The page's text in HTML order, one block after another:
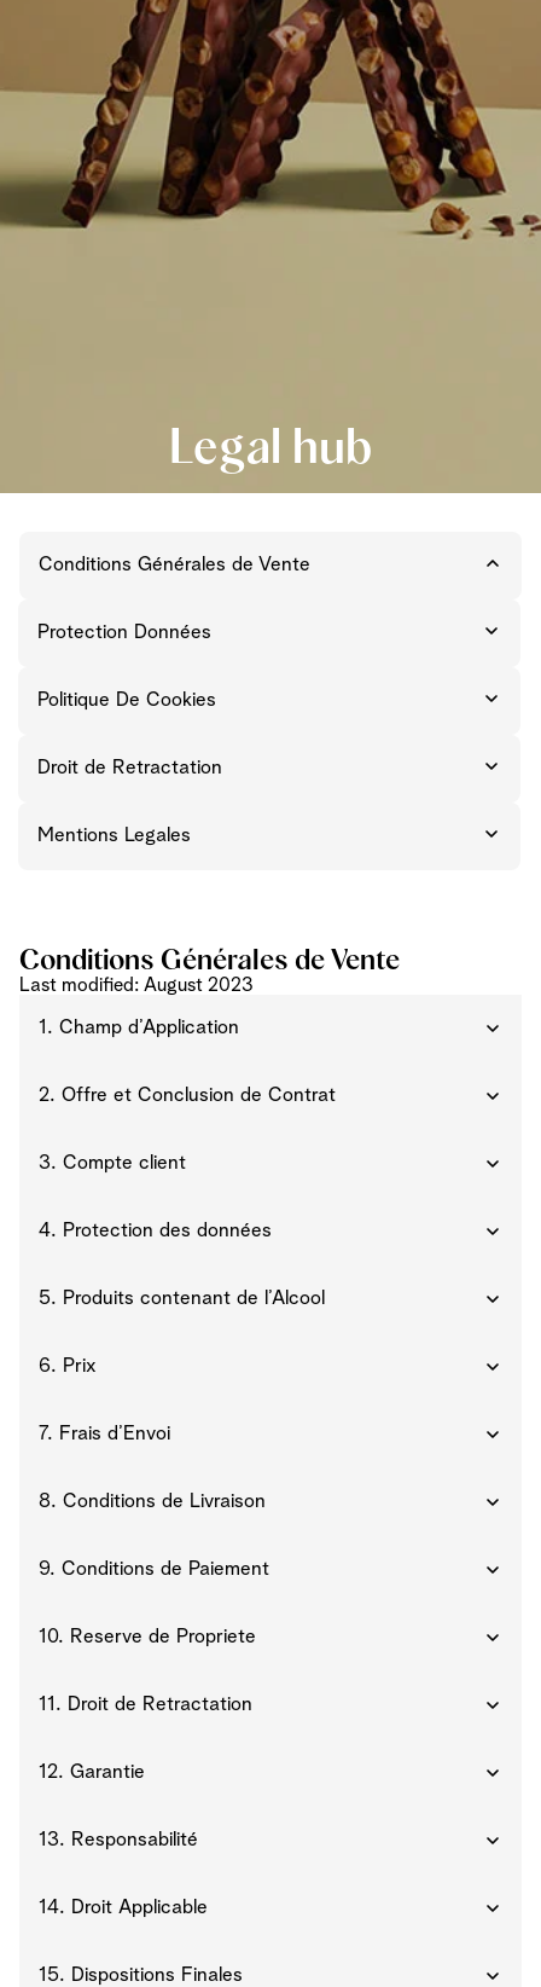
Legal hub
Conditions Générales de Vente
Protection Données
Politique De Cookies
Droit de Retractation
Mentions Legales
Conditions Générales de Vente
Last modified: August 2023
1. Champ d’Application
2. Offre et Conclusion de Contrat
3. Compte client
4. Protection des données
5. Produits contenant de l’Alcool
6. Prix
7. Frais d’Envoi
8. Conditions de Livraison
9. Conditions de Paiement
10. Reserve de Propriete
11. Droit de Retractation
12. Garantie
13. Responsabilité
14. Droit Applicable
15. Dispositions Finales